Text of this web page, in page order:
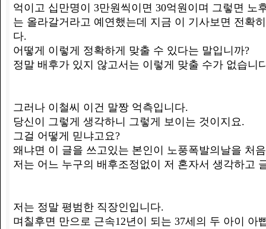
억이고 십만명이 3만원씩이면 30억원이며 그렇면 노
는 올라갈거라고 예연했는데 지금 이 기사보면 전확
다.
어떻게 이렇게 정확하게 맞출 수 있다는 말입니까?
정말 배후가 있지 않고서는 이렇게 맞출 수가 없습니
그러나 이철씨 이건 말짱 억측입니다.
당신이 그렇게 생각하니 그렇게 보이는 것이지요.
그걸 어떻게 믿냐고요?
왜냐면 이 글을 쓰고있는 본인이 노풍폭발의날을 처
저는 어느 누구의 배후조정없이 저 혼자서 생각하고
저는 정말 평범한 직장인입니다.
며칠후면 만으로 근속12년이 되는 37세의 두 아이 아